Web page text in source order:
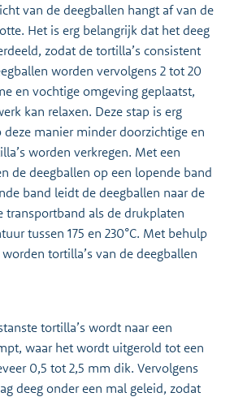
van de deegballen hangt af van de
Het is erg belangrijk dat het deeg
zodat de tortilla’s consistent
worden vervolgens 2 tot 20
en vochtige omgeving geplaatst,
kan relaxen. Deze stap is erg
manier minder doorzichtige en
worden verkregen. Met een
de deegballen op een lopende band
band leidt de deegballen naar de
transportband als de drukplaten
tussen 175 en 230°C. Met behulp
tortilla’s van de deegballen
tortilla’s wordt naar een
waar het wordt uitgerold tot een
0,5 tot 2,5 mm dik. Vervolgens
deeg onder een mal geleid, zodat